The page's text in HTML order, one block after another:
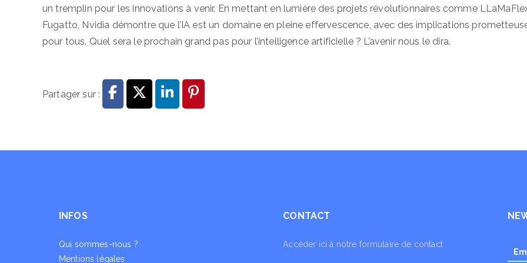
un tremplin pour les innovations à venir. En mettant en lumière des projets révolutionnaires comme
Fugatto, Nvidia démontre que l’IA est un domaine en pleine effervescence, avec des implications
pour tous. Quel sera le prochain grand pas pour l’intelligence artificielle ? L’avenir nous le dira.
Partager sur :
INFOS
Qui sommes-nous ?
Mentions légales
CONTACT
Accéder ici à notre formulaire de contact